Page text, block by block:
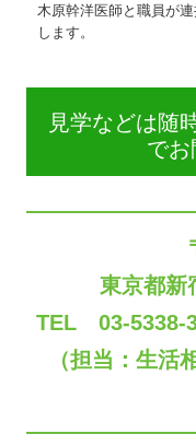
木原幹洋医師と職員が
します。
見学などは随
でお
東京都新
TEL 03-5338-
（担当：生